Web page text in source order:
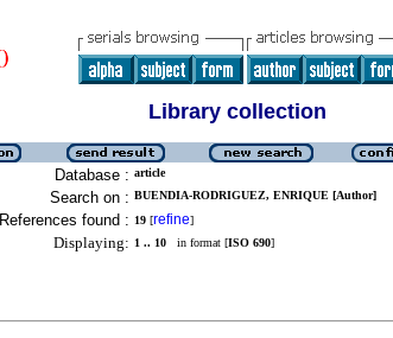
Library collection
Database : article
Search on : BUENDIA-RODRIGUEZ, ENRIQUE [Author]
References found : 19 [refine]
Displaying: 1 .. 10 in format [ISO 690]